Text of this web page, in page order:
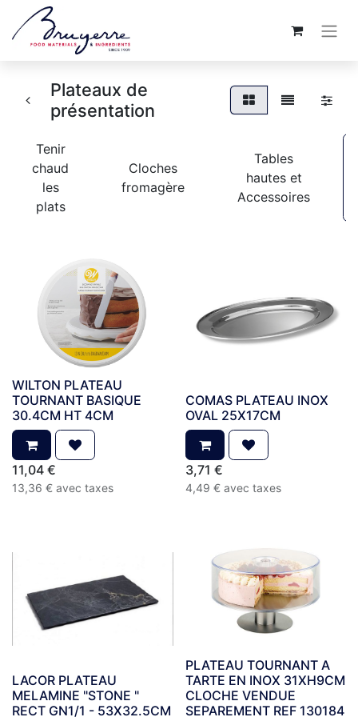
Plateaux de
présentation
Tenir
chaud
les
plats
Cloches
fromagère
Tables
hautes et
Accessoires
WILTON PLATEAU
TOURNANT BASIQUE
30.4CM HT 4CM
11,04 €
13,36 € avec taxes
COMAS PLATEAU INOX
OVAL 25X17CM
3,71 €
4,49 € avec taxes
LACOR PLATEAU
MELAMINE "STONE "
RECT GN1/1 - 53X32.5CM
PLATEAU TOURNANT A
TARTE EN INOX 31XH9CM
CLOCHE VENDUE
SEPAREMENT REF 130184